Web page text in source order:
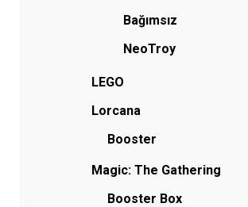
Bağımsız
NeoTroy
LEGO
Lorcana
Booster
Magic: The Gathering
Booster Box